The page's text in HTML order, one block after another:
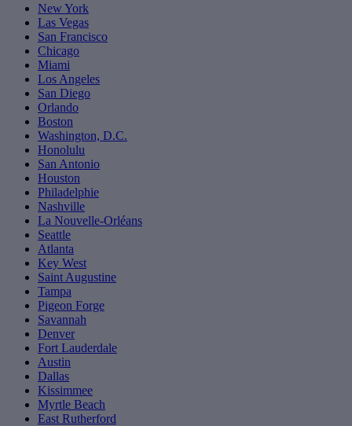
New York
Las Vegas
San Francisco
Chicago
Miami
Los Angeles
San Diego
Orlando
Boston
Washington, D.C.
Honolulu
San Antonio
Houston
Philadelphie
Nashville
La Nouvelle-Orléans
Seattle
Atlanta
Key West
Saint Augustine
Tampa
Pigeon Forge
Savannah
Denver
Fort Lauderdale
Austin
Dallas
Kissimmee
Myrtle Beach
East Rutherford